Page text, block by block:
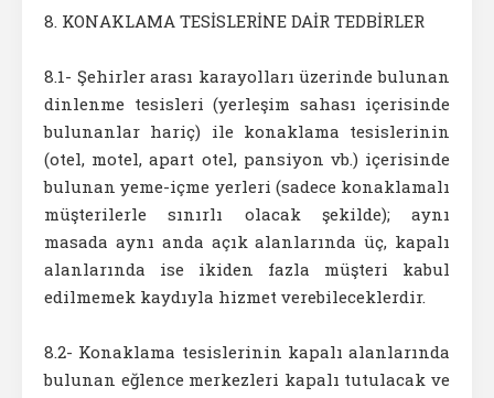
8. KONAKLAMA TESİSLERİNE DAİR TEDBİRLER
8.1- Şehirler arası karayolları üzerinde bulunan
dinlenme tesisleri (yerleşim sahası içerisinde
bulunanlar hariç) ile konaklama tesislerinin
(otel, motel, apart otel, pansiyon vb.) içerisinde
bulunan yeme-içme yerleri (sadece konaklamalı
müşterilerle sınırlı olacak şekilde); aynı
masada aynı anda açık alanlarında üç, kapalı
alanlarında ise ikiden fazla müşteri kabul
edilmemek kaydıyla hizmet verebileceklerdir.
8.2- Konaklama tesislerinin kapalı alanlarında
bulunan eğlence merkezleri kapalı tutulacak ve